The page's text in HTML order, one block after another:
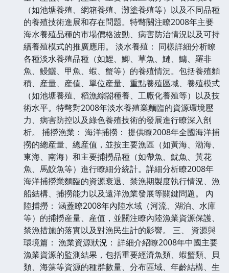
（如池塘養殖、網箱養殖、灘塗養殖等）以及不同品種
的養殖技術進展和存在問題。特彆關注瞭2008年主要
海水養殖品種的市場價格波動、病害防治情況以及可持
續養殖模式的推廣應用。 淡水養殖： 同樣詳細分析瞭
各種淡水養殖品種（如鯉、鯽、草魚、鰱、鱅、羅非
魚、鰻鱺、甲魚、蝦、蟹等）的養殖情況。包括養殖麵
積、産量、産值、單位産量、重點養殖區域、養殖模式
（如池塘養殖、稻漁綜閤種養、工廠化養殖等）以及技
術水平。特彆對2008年淡水養殖業麵臨的資源環境壓
力、病害防控以及綠色養殖技術的發展進行瞭深入剖
析。 捕撈漁業： 海洋捕撈： 提供瞭2008年全國海洋捕
撈的總産量、總産值，並按主要漁區（如黃海、渤海、
東海、南海）和主要捕撈品種（如帶魚、魷魚、黃花
魚、馬鮫魚等）進行瞭細分統計。詳細分析瞭2008年
海洋捕撈業麵臨的資源衰退、禁漁期製度執行情況、漁
船結構、捕撈能力以及遠洋漁業發展等關鍵問題。 內
陸捕撈： 涵蓋瞭2008年內陸水域（河流、湖泊、水庫
等）的捕撈産量、産值，並關注瞭內陸漁業資源保護、
禁漁措施的落實以及對漁民生計的影響。 三、 資源與
環境篇： 漁業資源狀況： 詳細介紹瞭2008年中國主要
漁業資源的監測結果，包括重要經濟魚類、蝦蟹類、貝
類、海藻等資源的種群數量、分布區域、年齡結構、生